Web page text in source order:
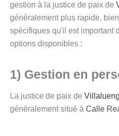
gestion à la justice de paix de
généralement plus rapide,
spécifiques qu'il est important
options disponibles :
1) Gestion en
La justice de paix de
généralement situé à Calle